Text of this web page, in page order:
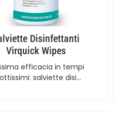
Disinfettanti
Virquick Wipes
efficacia in tempi
salviette disi…